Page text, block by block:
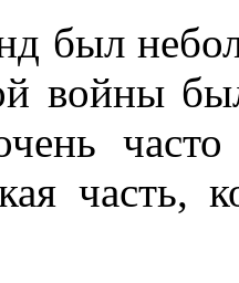
был
войны
часть,